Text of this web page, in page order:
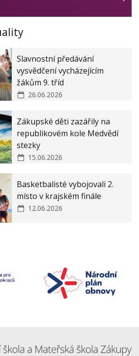
k základnímu vzdělávání
k předškolnímu vzdělávání
údajů
oznamovatelů
Digitalizace
mléko do škol
- obědy pro děti
JAK II
Slavnostní předávání
vysvědčení vycházejícím
žákům 9. tříd
26.06.2026
Zákupské děti zazářily na
republikovém kole Medvědí
stezky
15.06.2026
Basketbalisté vybojovali 2.
místo v krajském finále
12.06.2026